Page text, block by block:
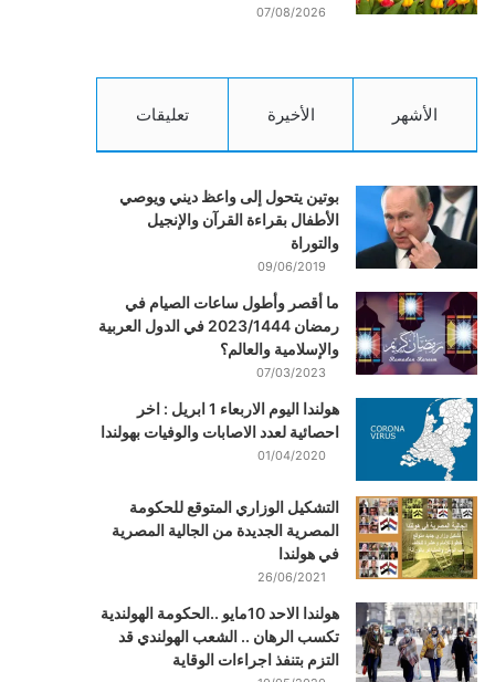
07/08/2026
الأشهر الأخيرة تعليقات
بوتين يتحول إلى واعظ ديني ويوصي
الأطفال بقراءة القرآن والإنجيل
والتوراة
09/06/2019
ما أقصر وأطول ساعات الصيام في
رمضان 2023/1444 في الدول العربية
والإسلامية والعالم؟
07/03/2023
هولندا اليوم الاربعاء 1 ابريل : اخر
احصائية لعدد الاصابات والوفيات بهولندا
01/04/2020
التشكيل الوزاري المتوقع للحكومة
المصرية الجديدة من الجالية المصرية
في هولندا
26/06/2021
هولندا الاحد 10مايو ..الحكومة الهولندية
تكسب الرهان .. الشعب الهولندي قد
التزم بتنفذ اجراءات الوقاية